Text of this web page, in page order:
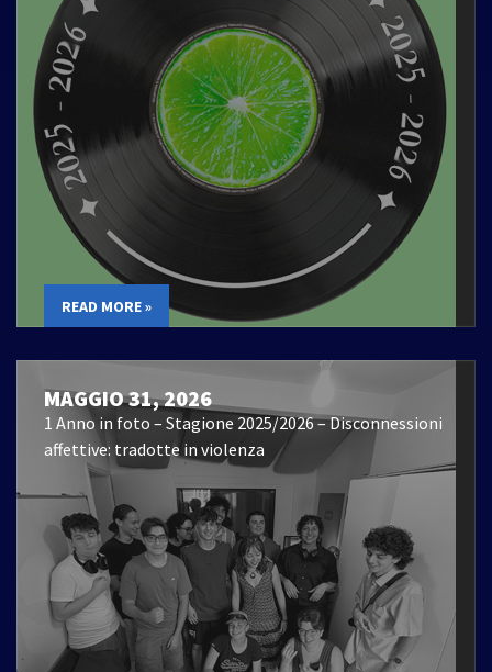
READ MORE »
MAGGIO 31, 2026
1 Anno in foto – Stagione 2025/2026 – Disconnessioni
affettive: tradotte in violenza